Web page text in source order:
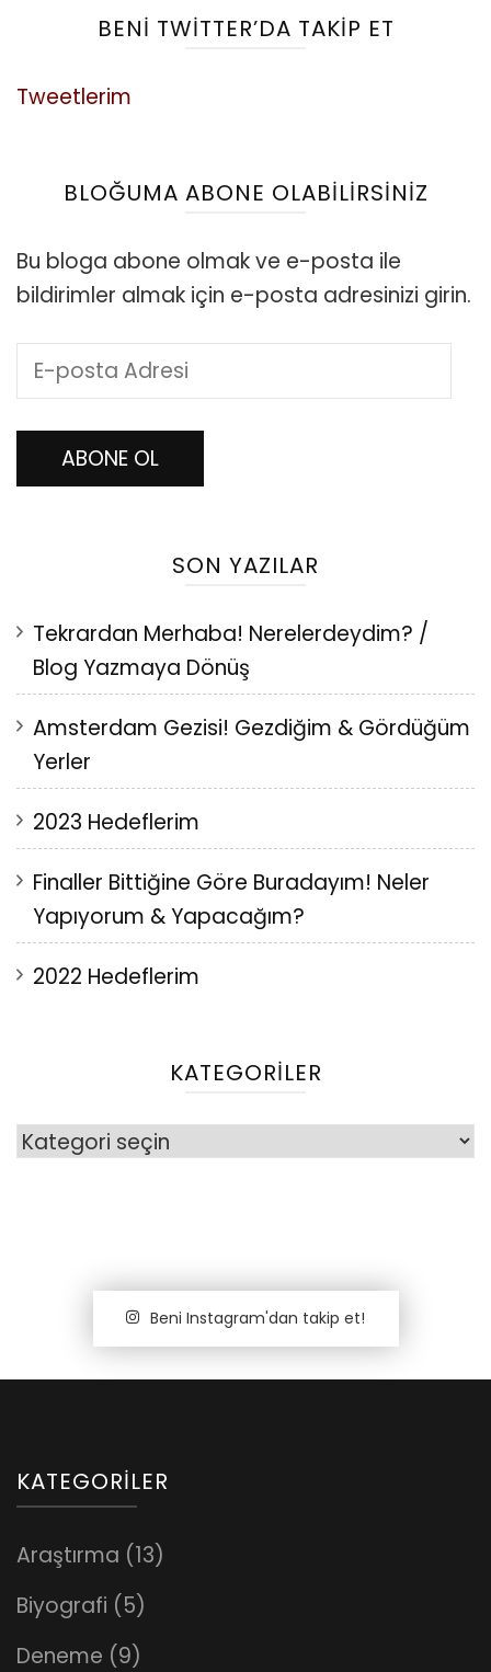
BENI TWITTER’DA TAKIP ET
Tweetlerim
BLOĞUMA ABONE OLABILIRSINIZ
Bu bloga abone olmak ve e-posta ile
bildirimler almak için e-posta adresinizi girin.
E-
posta
Adresi
ABONE OL
SON YAZILAR
Tekrardan Merhaba! Nerelerdeydim? /
Blog Yazmaya Dönüş
Amsterdam Gezisi! Gezdiğim & Gördüğüm
Yerler
2023 Hedeflerim
Finaller Bittiğine Göre Buradayım! Neler
Yapıyorum & Yapacağım?
2022 Hedeflerim
KATEGORILER
Kategoriler
Beni Instagram'dan takip et!
KATEGORILER
Araştırma (13)
Biyografi (5)
Deneme (9)